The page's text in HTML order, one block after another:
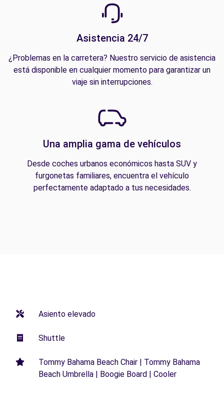
Asistencia 24/7
¿Problemas en la carretera? Nuestro servicio de asistencia
está disponible en cualquier momento para garantizar un
viaje sin interrupciones.
Una amplia gama de vehículos
Desde coches urbanos económicos hasta SUV y
furgonetas familiares, encuentra el vehículo
perfectamente adaptado a tus necesidades.
Asiento elevado
Shuttle
Tommy Bahama Beach Chair | Tommy Bahama
Beach Umbrella | Boogie Board | Cooler